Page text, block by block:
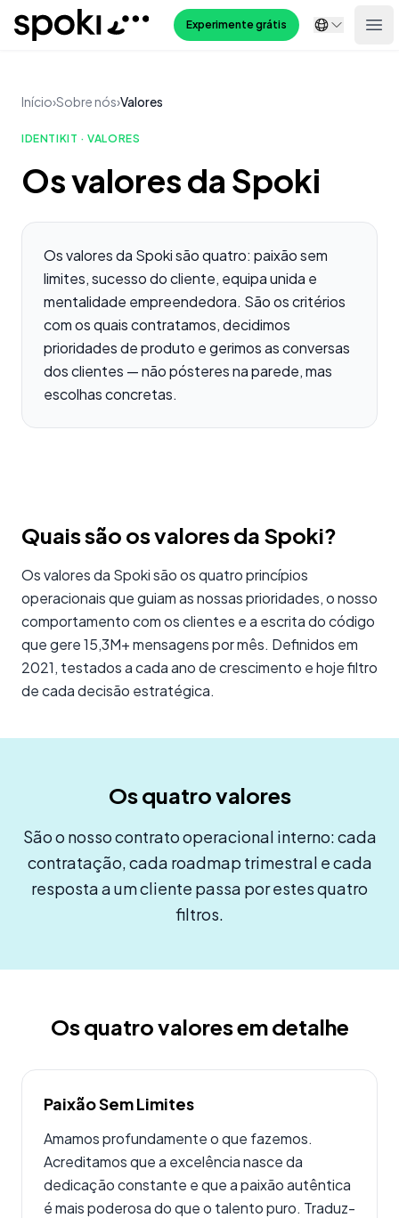
Spoki Experimente grátis
Início›Sobre nós›Valores
IDENTIKIT · VALORES
Os valores da Spoki
Os valores da Spoki
Os valores da Spoki são quatro: paixão sem
limites, sucesso do cliente, equipa unida e
mentalidade empreendedora. São os critérios
com os quais contratamos, decidimos
prioridades de produto e gerimos as conversas
dos clientes — não pósteres na parede, mas
escolhas concretas.
Quais são os valores da Spoki?
Os valores da Spoki são os quatro princípios
operacionais que guiam as nossas prioridades, o nosso
comportamento com os clientes e a escrita do código
que gere 15,3M+ mensagens por mês. Definidos em
2021, testados a cada ano de crescimento e hoje filtro
de cada decisão estratégica.
Os quatro valores
São o nosso contrato operacional interno: cada
contratação, cada roadmap trimestral e cada
resposta a um cliente passa por estes quatro
filtros.
Os quatro valores em detalhe
Paixão Sem Limites
Amamos profundamente o que fazemos.
Acreditamos que a excelência nasce da
dedicação constante e que a paixão autêntica
é mais poderosa do que o talento puro. Traduz-